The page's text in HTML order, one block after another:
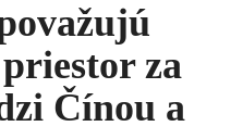
za
Čínou a